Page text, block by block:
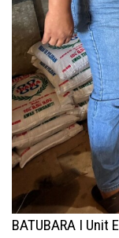
BATUBARA I Unit